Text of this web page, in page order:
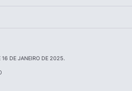
16 DE JANEIRO DE 2025.